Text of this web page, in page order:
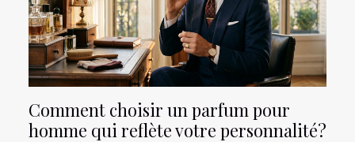
Comment choisir un parfum pour
homme qui reflète votre personnalité?